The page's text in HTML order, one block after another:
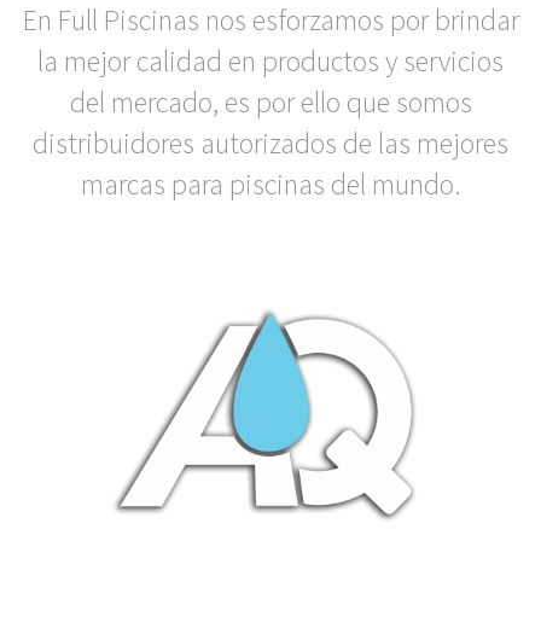
En Full Piscinas nos esforzamos por brindar
la mejor calidad en productos y servicios
del mercado, es por ello que somos
distribuidores autorizados de las mejores
marcas para piscinas del mundo.